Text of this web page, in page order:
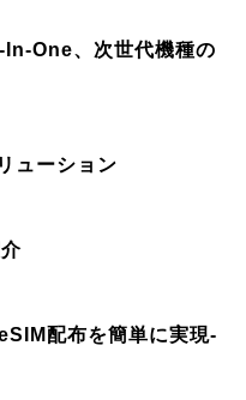
In-One、次世代機種の
ューション
配布を簡単に実現-